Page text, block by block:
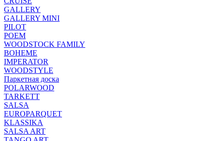
GALLERY
GALLERY MINI
PILOT
POEM
WOODSTOCK FAMILY
BOHEME
IMPERATOR
WOODSTYLE
Паркетная доска
POLARWOOD
TARKETT
SALSA
EUROPARQUET
KLASSIKA
SALSA ART